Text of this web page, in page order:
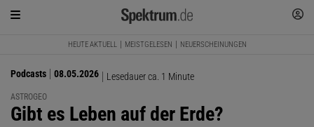
HEUTE AKTUELL MEISTGELESEN NEUERSCHEINUNGEN
Podcasts 08.05.2026 Lesedauer ca. 1 Minute
ASTROGEO
:
Gibt es Leben auf der Erde?